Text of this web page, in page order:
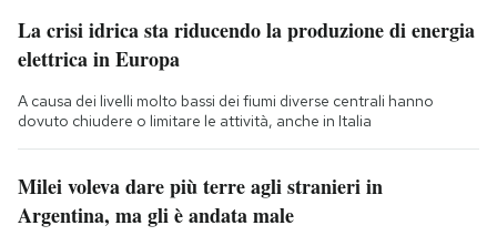
La crisi idrica sta riducendo la produzione di energia
elettrica in Europa
A causa dei livelli molto bassi dei fiumi diverse centrali hanno
dovuto chiudere o limitare le attività, anche in Italia
Milei voleva dare più terre agli stranieri in
Argentina, ma gli è andata male